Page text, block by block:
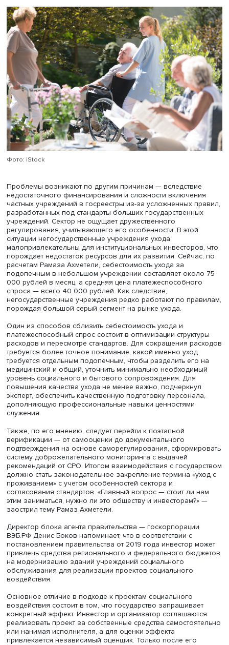
В общественном обсуждении перспектив
социального обслуживания в России иногда
такая точка зрения: размещение пожилых людей в
фонде (индивидуальных домах и специально
квартирах) несет риски для здоровья и безопасности
постояльцев. При этом СМИ активно муссируют ЧП в
домах престарелых. Однако размещение пожилых
специально приспособленных домах и квартирах
распространено во многих развитых странах (квартиры
совместного проживания, автономные резиденции и
этом качество ухода за рубежом выше именно в
учреждениях, отметил Рамаз Ахметели. Они отличаются
домашней атмосферой, более гибкой системой
обслуживания постояльцев.
Фото: iStock
Проблемы возникают по другим причинам —
недостаточного финансирования и сложности
частных учреждений в госреестры из-за усложненных
разработанных под стандарты больших
учреждений. Сектор не ощущает дружественного
регулирования, учитывающего его особенности. В этой
ситуации негосударственные учреждения ухода
малопривлекательны для институциональных
порождает недостаток ресурсов для их развития.
расчетам Рамаза Ахметели, себестоимость ухода за
подопечным в небольшом учреждении составляет
000 рублей в месяц, а средняя цена
спроса — всего 40 000 рублей. Как следствие,
негосударственные учреждения редко работают по
порождая большой серый сегмент на рынке ухода.
платежеспособный спрос состоит в оптимизации
расходов и пересмотре стандартов. Для сокращения
требуется более точное понимание, какой именно уход
требуется отдельным подопечным, чтобы разделить
медицинский и общий, уточнить минимально
уровень социального и бытового сопровождения. Для
эксперт, обеспечить качественную подготовку
дополняющую профессиональные навыки ценностями
служения.
Также, по его мнению, следует перейти к поэтапной